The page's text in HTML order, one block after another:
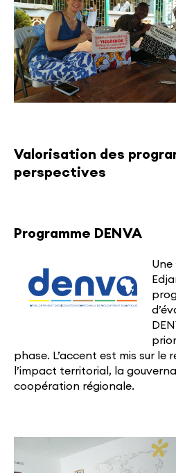
Valorisation des
perspectives
Programme DENVA
phase. L’accent est mis sur le
l’impact territorial, la
coopération régionale.